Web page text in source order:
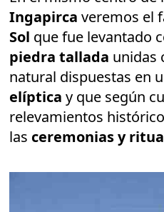
Ingapirca veremos el
Sol que fue levantado
piedra tallada unidas
natural dispuestas en
elíptica y que según
relevamientos
las ceremonias y